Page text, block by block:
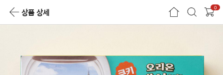
상품 상세 0